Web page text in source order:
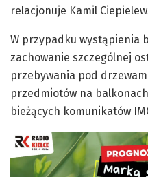
relacjonuje Kamil
W przypadku wystąpienia
zachowanie szczególnej
przebywania pod
przedmiotów na
bieżących komunikatów